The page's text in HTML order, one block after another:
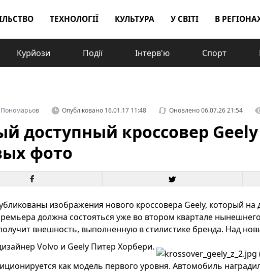
ТЕХНОЛОГІЇ КУЛЬТУРА У СВІТІ В
Курйози Події Інтерв'ю Спорт
Пономарьов Опубліковано16.01.17 11:48 Оновлено06.07.26 21:54
доступный кроссовер
фото
изображения нового кроссовера Geely, который
должна состояться уже во втором квартале
внешность, выполненную в стилистике бренда. Над
Volvo и Geely Питер Хорбери.
как модель первого уровня. Автомобиль